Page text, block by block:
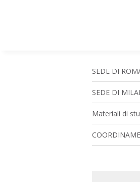
SEDE DI
SEDE DI
Materiali di